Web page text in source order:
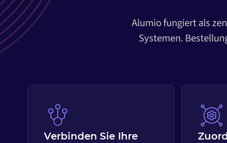
Alumio fungiert als
Systemen.
Verbinden Sie Ihre